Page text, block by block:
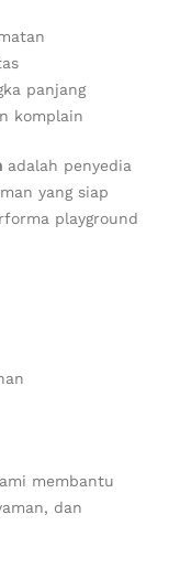
panjang
komplain
adalah penyedia
yang siap
playground
membantu
dan